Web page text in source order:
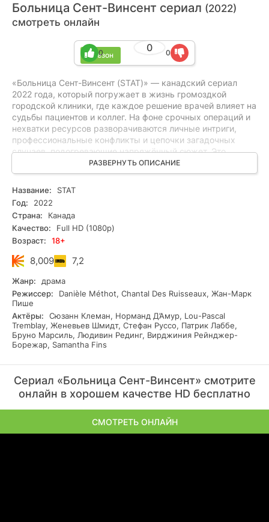
Больница Сент-Винсент сериал (2022)
смотреть онлайн
1 сезон
0
0 0
«Больница Сент-Винсент (STAT)» — канадский сериал
2022 года, который погружает в жизнь громоздкой
городской клиники, где каждое решение врачей влияет на
судьбы пациентов и коллег. На фоне срочных операций и
нехватки ресурсов разворачиваются личные интриги,
профессиональные конфликты и цепочки загадочных
случаев, подогревающие напряжённый сюжет. Это
медицинская драма с элементами триллера и
детективного расследования, где моральные выборы и
скрытые мотивы держат в напряжении. Подойдёт
любителям глубокой драмы, психологических триллеров и
сложных детективных историй. Смотрите онлайн все
серии бесплатно в хорошем качестве — доступно в HD.
РАЗВЕРНУТЬ ОПИСАНИЕ
Название:
STAT
Год:
2022
Страна:
Канада
Качество:
Full HD (1080p)
Возраст:
18+
8,009 7,2
Жанр:
драма
Режиссер:
Danièle Méthot, Chantal Des Ruisseaux, Жан-Марк
Пише
Актёры:
Сюзанн Клеман, Норманд Д’Амур, Lou-Pascal
Tremblay, Женевьев Шмидт, Стефан Руссо, Патрик Лаббе,
Бруно Марсиль, Людивин Рединг, Вирджиния Рейнджер-
Борежар, Samantha Fins
Сериал «Больница Сент-Винсент» смотрите
онлайн в хорошем качестве HD бесплатно
СМОТРЕТЬ ОНЛАЙН